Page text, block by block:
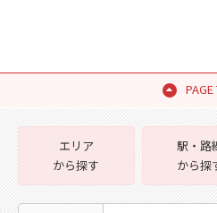
PAGE
エリア
から探す
駅・路
から探